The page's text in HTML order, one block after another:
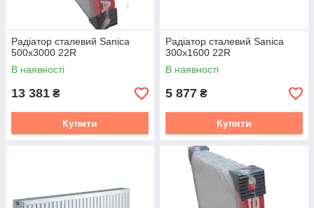
Радіатор сталевий Sanica
500x3000 22R
В наявності
13 381 ₴
Купити
Радіатор сталевий Sanica
300x1600 22R
В наявності
5 877 ₴
Купити